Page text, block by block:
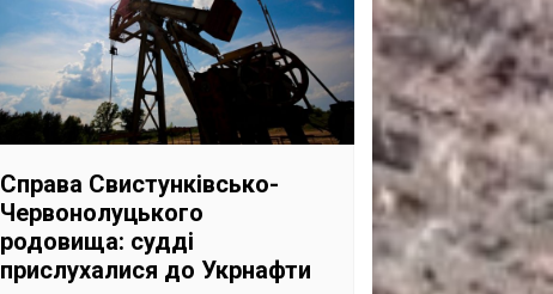
Справа Свистунківсько-
Червонолуцького
родовища: судді
прислухалися до Укрнафти